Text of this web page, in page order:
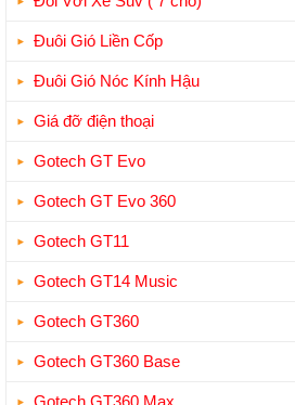
Đuôi Gió Liền Cốp
Đuôi Gió Nóc Kính Hậu
Giá đỡ điện thoại
Gotech GT Evo
Gotech GT Evo 360
Gotech GT11
Gotech GT14 Music
Gotech GT360
Gotech GT360 Base
Gotech GT360 Max